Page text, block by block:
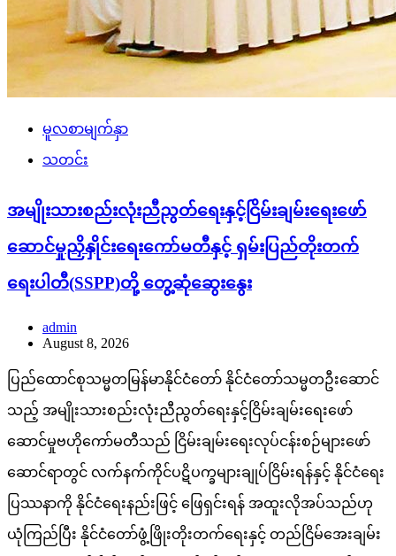
မူလစာမျက်နှာ
သတင်း
အမျိုးသားစည်းလုံးညီညွတ်ရေးနှင့်ငြိမ်းချမ်းရေးဖော်
ဆောင်မှုညှိနှိုင်းရေးကော်မတီနှင့် ရှမ်းပြည်တိုးတက်
ရေးပါတီ(SSPP)တို့ တွေ့ဆုံဆွေးနွေး
admin
August 8, 2026
ပြည်ထောင်စုသမ္မတမြန်မာနိုင်ငံတော် နိုင်ငံတော်သမ္မတဦးဆောင်
သည့် အမျိုးသားစည်းလုံးညီညွတ်ရေးနှင့်ငြိမ်းချမ်းရေးဖော်
ဆောင်မှုဗဟိုကော်မတီသည် ငြိမ်းချမ်းရေးလုပ်ငန်းစဉ်များဖော်
ဆောင်ရာတွင် လက်နက်ကိုင်ပဋိပက္ခများချုပ်ငြိမ်းရန်နှင့် နိုင်ငံရေး
ပြဿနာကို နိုင်ငံရေးနည်းဖြင့် ဖြေရှင်းရန် အထူးလိုအပ်သည်ဟု
ယုံကြည်ပြီး နိုင်ငံတော်ဖွံ့ဖြိုးတိုးတက်ရေးနှင့် တည်ငြိမ်အေးချမ်း